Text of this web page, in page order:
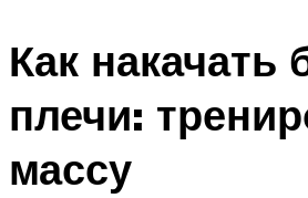
Как накачать
плечи:
массу